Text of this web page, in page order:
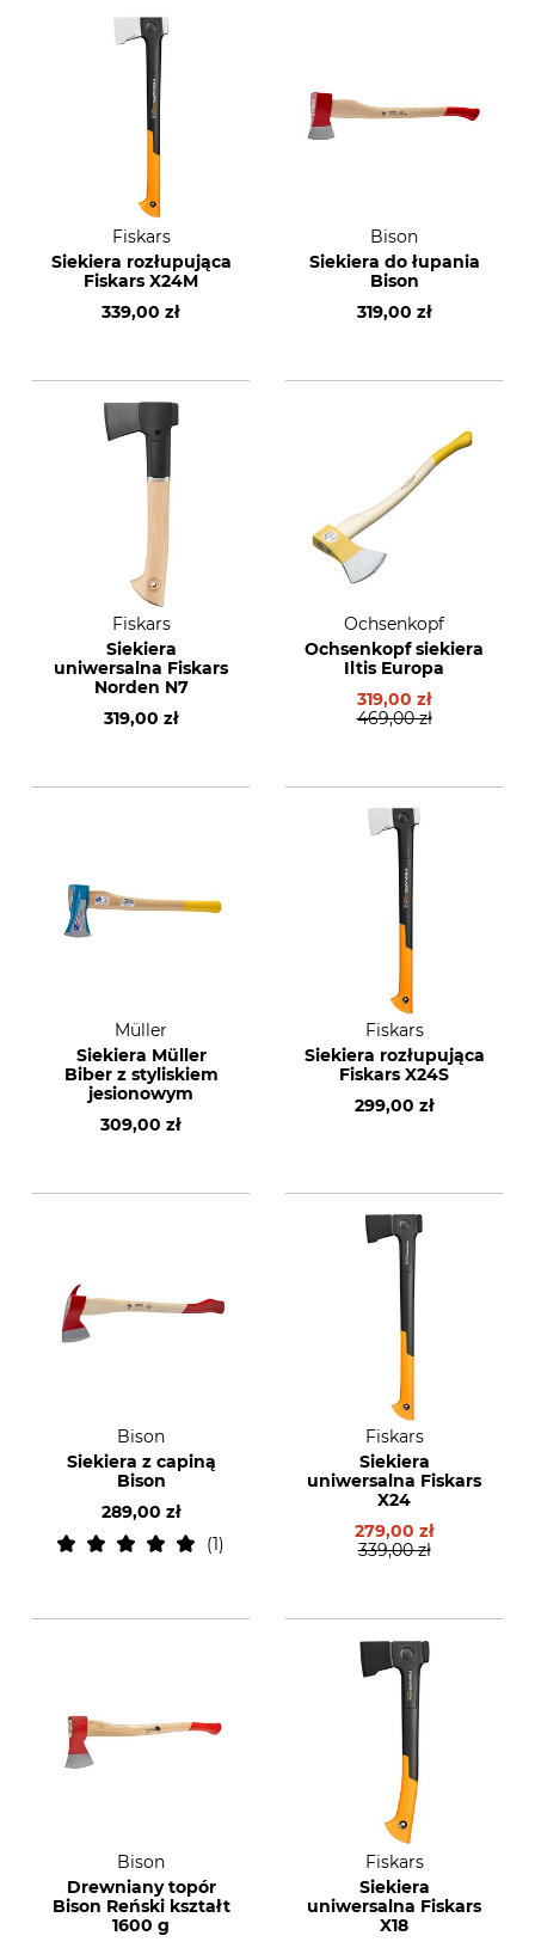
Fiskars
Siekiera rozłupująca
Fiskars X24M
339,00 zł
Bison
Siekiera do łupania
Bison
319,00 zł
Fiskars
Siekiera
uniwersalna Fiskars
Norden N7
319,00 zł
Ochsenkopf
Ochsenkopf siekiera
Iltis Europa
319,00 zł
469,00 zł
Müller
Siekiera Müller
Biber z styliskiem
jesionowym
309,00 zł
Fiskars
Siekiera rozłupująca
Fiskars X24S
299,00 zł
Bison
Siekiera z capiną
Bison
289,00 zł
1
Fiskars
Siekiera
uniwersalna Fiskars
X24
279,00 zł
339,00 zł
Bison
Drewniany topór
Bison Reński kształt
1600 g
Fiskars
Siekiera
uniwersalna Fiskars
X18